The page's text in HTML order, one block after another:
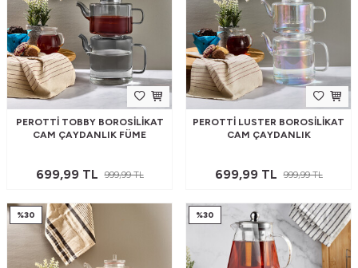
PEROTTI TOBBY BOROSILIKAT
CAM ÇAYDANLIK FÜME
699,99TL 999,99TL
PEROTTI LUSTER BOROSILIKAT
CAM ÇAYDANLIK
699,99TL 999,99TL
%30 %30